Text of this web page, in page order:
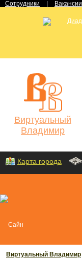
Сотрудники Вакансии
Виртуальный
Владимир
Карта города
Виртуальный Владимир